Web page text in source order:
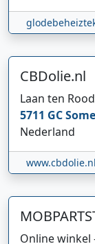
CBDolie.nl
Laan ten
5711 GC
Nederland
Online winkel